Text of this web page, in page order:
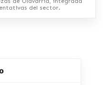
del sector.